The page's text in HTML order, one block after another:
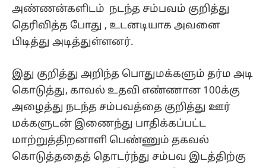
அண்ணன்களிடம் நடந்த சம்பவம் குறித்து
தெரிவித்த போது , உடனடியாக அவனை
பிடித்து அடித்துள்ளனர்.
இது குறித்து அறிந்த பொதுமக்களும் தர்ம அடி
கொடுத்து, காவல் உதவி எண்ணான 100க்கு
அழைத்து நடந்த சம்பவத்தை குறித்து ஊர்
மக்களுடன் இணைந்து பாதிக்கப்பட்ட
மாற்றுத்திறனாளி பெண்ணும் தகவல்
கொடுத்ததைத் தொடர்ந்து சம்பவ இடத்திற்கு